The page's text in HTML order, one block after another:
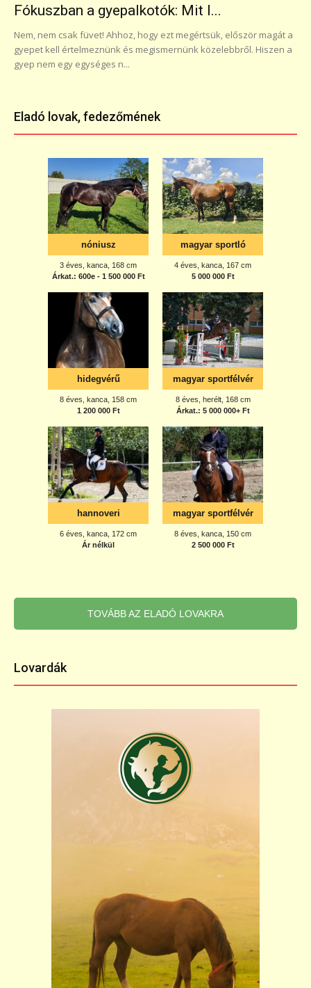
Fókuszban a gyepalkotók: Mit l...
Nem, nem csak füvet! Ahhoz, hogy ezt megértsük, először magát a
gyepet kell értelmeznünk és megismernünk közelebbről. Hiszen a
gyep nem egy egységes n...
Eladó lovak, fedezőmének
TOVÁBB AZ ELADÓ LOVAKRA
Lovardák